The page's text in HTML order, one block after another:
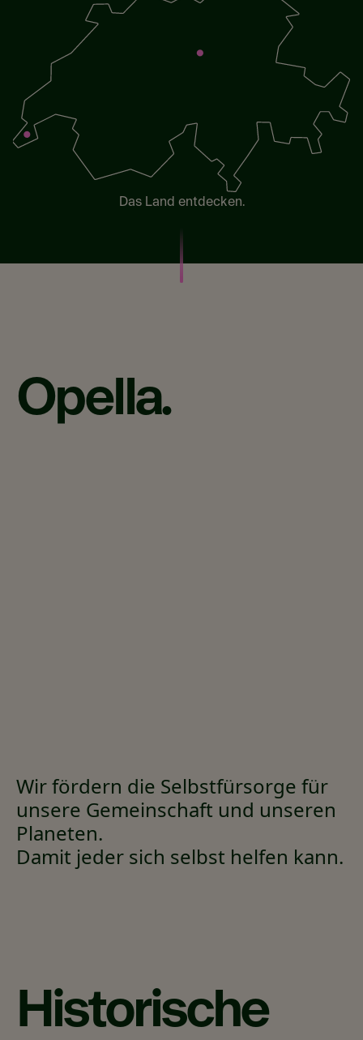
Das Land entdecken.
Opella.
Wir fördern die Selbstfürsorge für
unsere Gemeinschaft und unseren
Planeten.
Damit jeder sich selbst helfen kann.
Historische